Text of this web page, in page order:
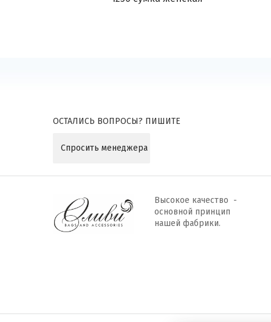
ОСТАЛИСЬ ВОПРОСЫ? ПИШИТЕ
Спросить менеджера
Высокое качество -
основной принцип
нашей фабрики.